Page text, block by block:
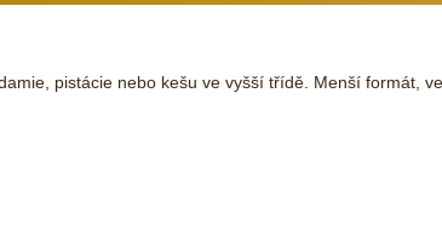
pistácie nebo kešu ve vyšší třídě. Menší formát,